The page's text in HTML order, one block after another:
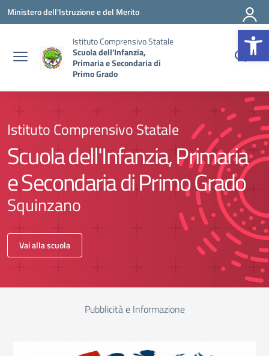
Vai ai contenuti
Vai al menu di navigazione
Vai al footer
Ministero dell'Istruzione e del Merito
Istituto Comprensivo Statale
Scuola dell'Infanzia,
Primaria e Secondaria di
Primo Grado
Istituto Comprensivo Statale
Scuola dell'Infanzia, Primaria
e Secondaria di Primo Grado
Squinzano
Vai alla scuola
Pubblicità e Informazione